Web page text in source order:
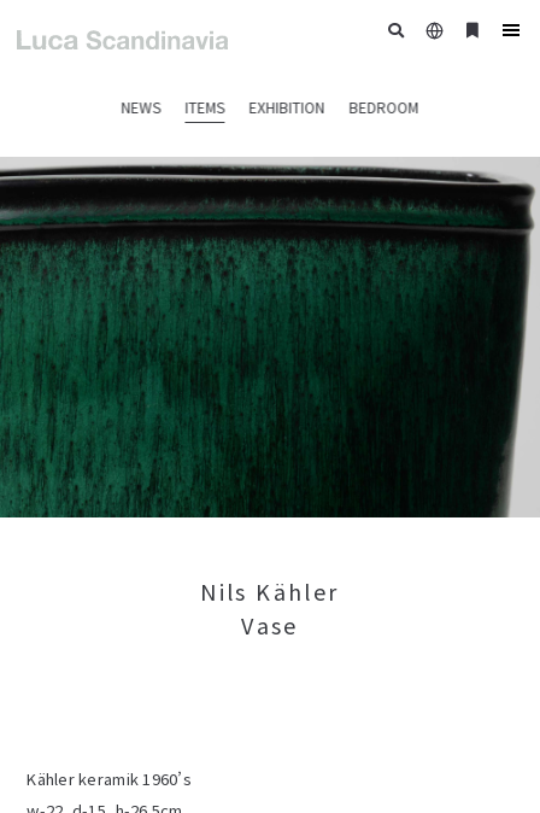
NEWS ITEMS EXHIBITION BEDROOM
日
ブ
ー
ク
Nils Kähler
Vase
Kähler keramik 1960’s